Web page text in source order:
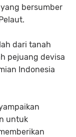
bersumber
dari tanah
pejuang devisa
Indonesia
untuk